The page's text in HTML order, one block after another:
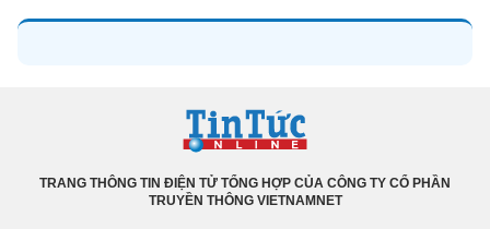
TRANG THÔNG TIN ĐIỆN TỬ TỔNG HỢP CỦA CÔNG TY CỔ PHẦN
TRUYỀN THÔNG VIETNAMNET